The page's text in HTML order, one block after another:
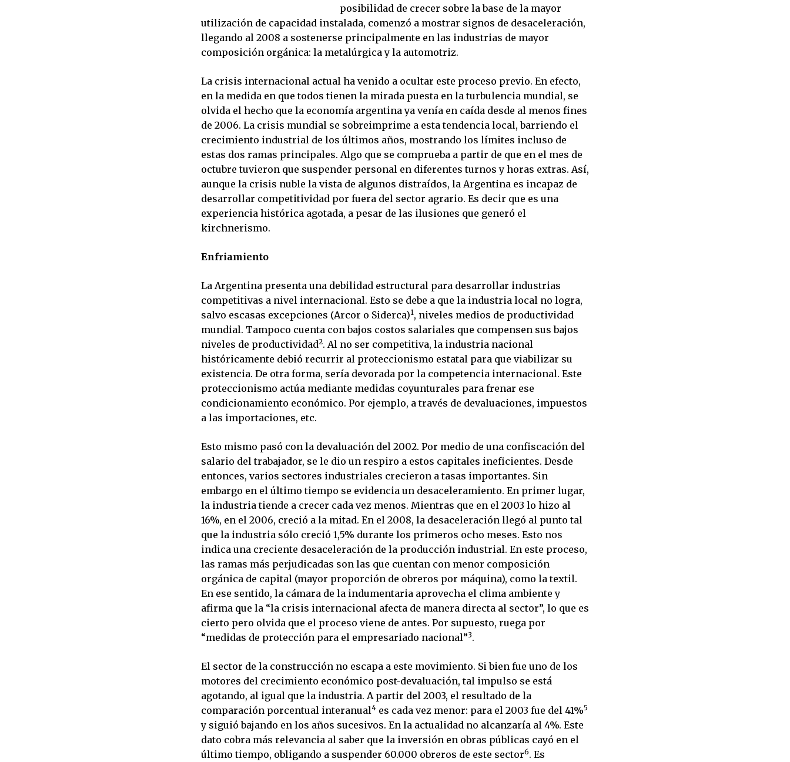
posibilidad de crecer sobre la base de la mayor
utilización de capacidad instalada, comenzó a mostrar signos de desaceleración,
llegando al 2008 a sostenerse principalmente en las industrias de mayor
composición orgánica: la metalúrgica y la automotriz.
La crisis internacional actual ha venido a ocultar este proceso previo. En efecto,
en la medida en que todos tienen la mirada puesta en la turbulencia mundial, se
olvida el hecho que la economía argentina ya venía en caída desde al menos fines
de 2006. La crisis mundial se sobreimprime a esta tendencia local, barriendo el
crecimiento industrial de los últimos años, mostrando los límites incluso de
estas dos ramas principales. Algo que se comprueba a partir de que en el mes de
octubre tuvieron que suspender personal en diferentes turnos y horas extras. Así,
aunque la crisis nuble la vista de algunos distraídos, la Argentina es incapaz de
desarrollar competitividad por fuera del sector agrario. Es decir que es una
experiencia histórica agotada, a pesar de las ilusiones que generó el
kirchnerismo.
Enfriamiento
La Argentina presenta una debilidad estructural para desarrollar industrias
competitivas a nivel internacional. Esto se debe a que la industria local no logra,
salvo escasas excepciones (Arcor o Siderca)1, niveles medios de productividad
mundial. Tampoco cuenta con bajos costos salariales que compensen sus bajos
niveles de productividad2. Al no ser competitiva, la industria nacional
históricamente debió recurrir al proteccionismo estatal para que viabilizar su
existencia. De otra forma, sería devorada por la competencia internacional. Este
proteccionismo actúa mediante medidas coyunturales para frenar ese
condicionamiento económico. Por ejemplo, a través de devaluaciones, impuestos
a las importaciones, etc.
Esto mismo pasó con la devaluación del 2002. Por medio de una confiscación del
salario del trabajador, se le dio un respiro a estos capitales ineficientes. Desde
entonces, varios sectores industriales crecieron a tasas importantes. Sin
embargo en el último tiempo se evidencia un desaceleramiento. En primer lugar,
la industria tiende a crecer cada vez menos. Mientras que en el 2003 lo hizo al
16%, en el 2006, creció a la mitad. En el 2008, la desaceleración llegó al punto tal
que la industria sólo creció 1,5% durante los primeros ocho meses. Esto nos
indica una creciente desaceleración de la producción industrial. En este proceso,
las ramas más perjudicadas son las que cuentan con menor composición
orgánica de capital (mayor proporción de obreros por máquina), como la textil.
En ese sentido, la cámara de la indumentaria aprovecha el clima ambiente y
afirma que la “la crisis internacional afecta de manera directa al sector”, lo que es
cierto pero olvida que el proceso viene de antes. Por supuesto, ruega por
“medidas de protección para el empresariado nacional”3.
El sector de la construcción no escapa a este movimiento. Si bien fue uno de los
motores del crecimiento económico post-devaluación, tal impulso se está
agotando, al igual que la industria. A partir del 2003, el resultado de la
comparación porcentual interanual4 es cada vez menor: para el 2003 fue del 41%5
y siguió bajando en los años sucesivos. En la actualidad no alcanzaría al 4%. Este
dato cobra más relevancia al saber que la inversión en obras públicas cayó en el
último tiempo, obligando a suspender 60.000 obreros de este sector6. Es